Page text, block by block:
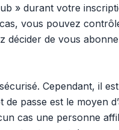
» durant votre
vous pouvez
de vous
Cependant, il
passe est le moyen
cas une personne